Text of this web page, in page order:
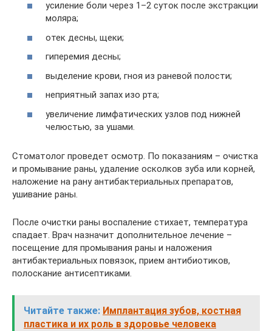
усиление боли через 1–2 суток после экстракции
моляра;
отек десны, щеки;
гиперемия десны;
выделение крови, гноя из раневой полости;
неприятный запах изо рта;
увеличение лимфатических узлов под нижней
челюстью, за ушами.
Стоматолог проведет осмотр. По показаниям – очистка
и промывание раны, удаление осколков зуба или корней,
наложение на рану антибактериальных препаратов,
ушивание раны.
После очистки раны воспаление стихает, температура
спадает. Врач назначит дополнительное лечение –
посещение для промывания раны и наложения
антибактериальных повязок, прием антибиотиков,
полоскание антисептиками.
Читайте также: Имплантация зубов, костная
пластика и их роль в здоровье человека